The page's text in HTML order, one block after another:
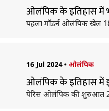
ओलंपिक के इतिहास में
पहला मॉडर्न ओलंपिक खेल
16 Jul 2024 • ओलंपिक
ओलंपिक के इतिहास में
पेरिस ओलंपिक की शुरुआत